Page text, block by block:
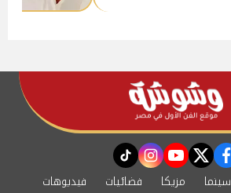
facebook
twitter
youtube
instagram
tiktok
سينما مزيكا فضائيات
فيديوهات